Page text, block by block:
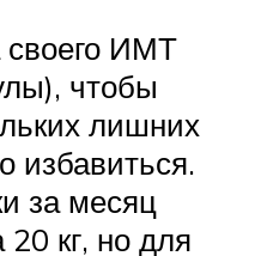
своего ИМТ
чтобы
лишних
избавиться.
за месяц
кг, но для